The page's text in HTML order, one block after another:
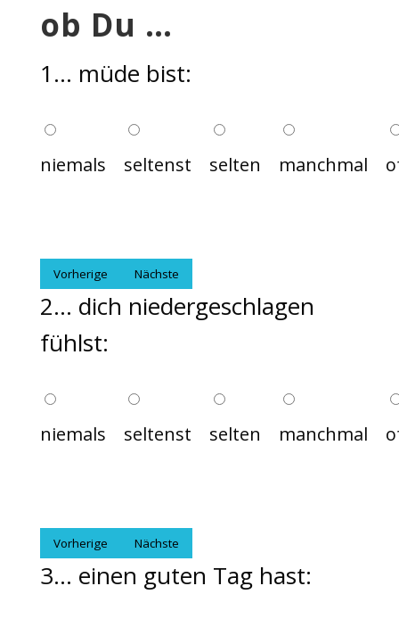
ob Du …
1... müde bist:
niemals seltenst selten manchmal
Vorherige Nächste
2... dich niedergeschlagen
fühlst:
niemals seltenst selten manchmal
Vorherige Nächste
3... einen guten Tag hast: